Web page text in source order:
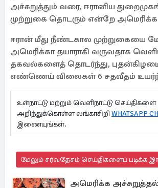
அச்சுறுத்தும் வரை, ஈரானிய
முற்றுகை தொடரும் என்றே அமெரிக்கா
ஈரான் மீது நீண்டகால முற்றுகையை
அமெரிக்கா தயாராகி வருவதாக
தகவல்களைத் தொடர்ந்து,
எண்ணெய் விலைகள் 6 சதவீதம்
உள்நாட்டு மற்றும் வெளிநாட்டு
அறிந்துக்கொள்ள லங்காசிறி WHATSAPP
இணையுங்கள்.
மேலும் சர்வதேசம் செய்திகளைப் படிக்க
அமெரிக்க